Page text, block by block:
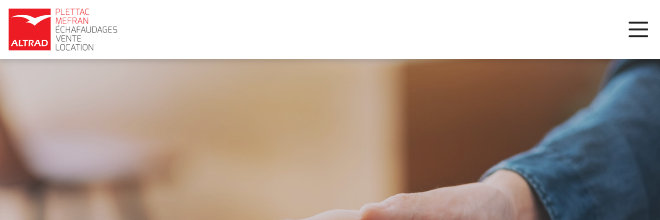
Panneau de gestion des cookies